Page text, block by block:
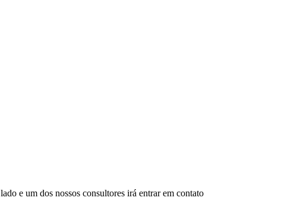
e um dos nossos consultores irá entrar em contato